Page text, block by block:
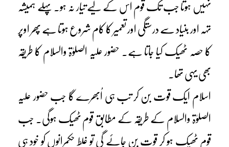
نہیں ہوتا جب تک قوم اس کے لیے تیار نہ ہو۔ پہلے ہمیشہ
تہہ اور بنیاد سے درستگی اور تعمیر کا کام شروع ہوتا ہے پھر اوپر
کا حصہ ٹھیک کیا جاتا ہے۔ حضور علیہ الصلوٰۃ والسلام کا طریقہ
بھی یہی تھا۔
اسلام ایک قوت بن کر تب ہی اُبھرے گا جب حضور علیہ
الصلوٰۃ والسلام کے طریقہ کے مطابق قوم ٹھیک ہوگی۔ جب
قوم ٹھیک ہو کر قوت بن جائے گی تو غلط حکمرانوں کو خود ہی